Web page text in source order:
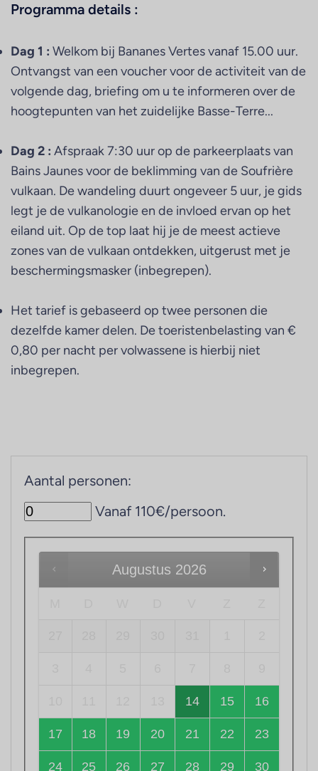
Programma details :
Dag 1 : Welkom bij Bananes Vertes vanaf 15.00 uur.
Ontvangst van een voucher voor de activiteit van de
volgende dag, briefing om u te informeren over de
hoogtepunten van het zuidelijke Basse-Terre...
Dag 2 : Afspraak 7:30 uur op de parkeerplaats van
Bains Jaunes voor de beklimming van de Soufrière
vulkaan. De wandeling duurt ongeveer 5 uur, je gids
legt je de vulkanologie en de invloed ervan op het
eiland uit. Op de top laat hij je de meest actieve
zones van de vulkaan ontdekken, uitgerust met je
beschermingsmasker (inbegrepen).
Het tarief is gebaseerd op twee personen die
dezelfde kamer delen. De toeristenbelasting van €
0,80 per nacht per volwassene is hierbij niet
inbegrepen.
Aantal personen:
Vanaf 110€/persoon.
Augustus 2026
14 15 16
17 18 19 20 21 22 23
24 25 26 27 28 29 30